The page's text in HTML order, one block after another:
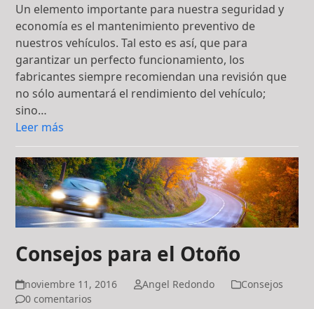
Un elemento importante para nuestra seguridad y
economía es el mantenimiento preventivo de
nuestros vehículos. Tal esto es así, que para
garantizar un perfecto funcionamiento, los
fabricantes siempre recomiendan una revisión que
no sólo aumentará el rendimiento del vehículo;
sino…
Leer más
Consejos para el Otoño
noviembre 11, 2016 Angel Redondo
Consejos
0 comentarios